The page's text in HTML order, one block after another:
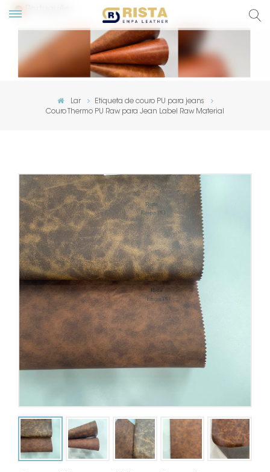
Lar
Etiqueta de couro PU para jeans
Couro Thermo PU Raw para Jean Label Raw Material